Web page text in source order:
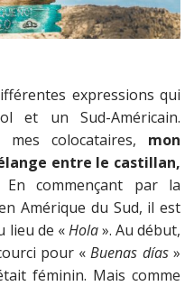
expressions qui
et un Sud-Américain.
colocataires, mon
entre le castillan,
En commençant par la
Amérique du Sud, il est
lieu de «Hola». Au début,
pour «Buenas días»
féminin. Mais comme